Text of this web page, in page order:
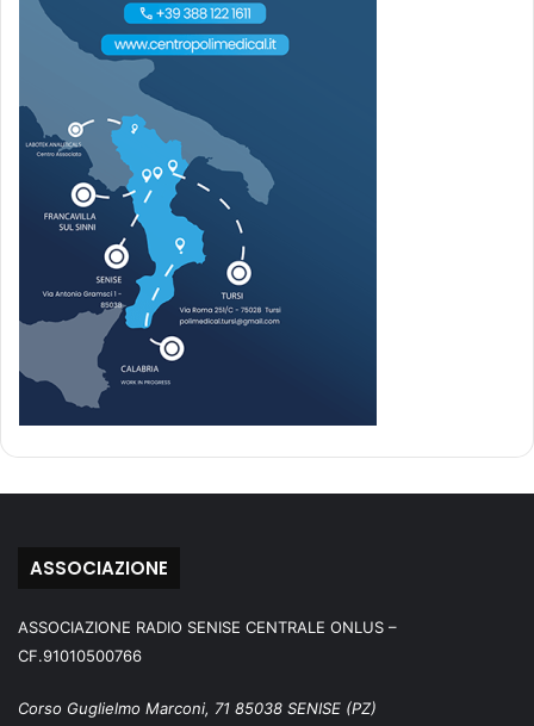
ASSOCIAZIONE
ASSOCIAZIONE RADIO SENISE CENTRALE ONLUS –
CF.91010500766
Corso Guglielmo Marconi, 71 85038 SENISE (PZ)